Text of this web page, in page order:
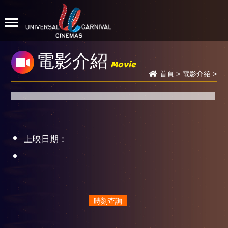
電影介紹 Movie
首頁> 電影介紹 >
上映日期：
時刻查詢